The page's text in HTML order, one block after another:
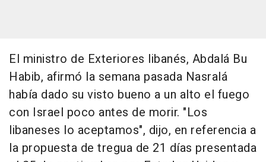
El ministro de Exteriores libanés, Abdalá Bu
Habib, afirmó la semana pasada Nasralá
había dado su visto bueno a un alto el fuego
con Israel poco antes de morir. "Los
libaneses lo aceptamos", dijo, en referencia a
la propuesta de tregua de 21 días presentada